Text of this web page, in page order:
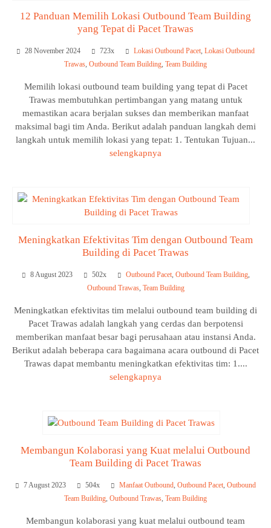
12 Panduan Memilih Lokasi Outbound Team Building
yang Tepat di Pacet Trawas
28 November 2024 723x Lokasi Outbound Pacet, Lokasi Outbound
Trawas, Outbound Team Building, Team Building
Memilih lokasi outbound team building yang tepat di Pacet
Trawas membutuhkan pertimbangan yang matang untuk
memastikan acara berjalan sukses dan memberikan manfaat
maksimal bagi tim Anda. Berikut adalah panduan langkah demi
langkah untuk memilih lokasi yang tepat: 1. Tentukan Tujuan...
selengkapnya
Meningkatkan Efektivitas Tim dengan Outbound Team
Building di Pacet Trawas
8 August 2023 502x Outbound Pacet, Outbound Team Building,
Outbound Trawas, Team Building
Meningkatkan efektivitas tim melalui outbound team building di
Pacet Trawas adalah langkah yang cerdas dan berpotensi
memberikan manfaat besar bagi perusahaan atau instansi Anda.
Berikut adalah beberapa cara bagaimana acara outbound di Pacet
Trawas dapat membantu meningkatkan efektivitas tim: 1....
selengkapnya
Membangun Kolaborasi yang Kuat melalui Outbound
Team Building di Pacet Trawas
7 August 2023 504x Manfaat Outbound, Outbound Pacet, Outbound
Team Building, Outbound Trawas, Team Building
Membangun kolaborasi yang kuat melalui outbound team